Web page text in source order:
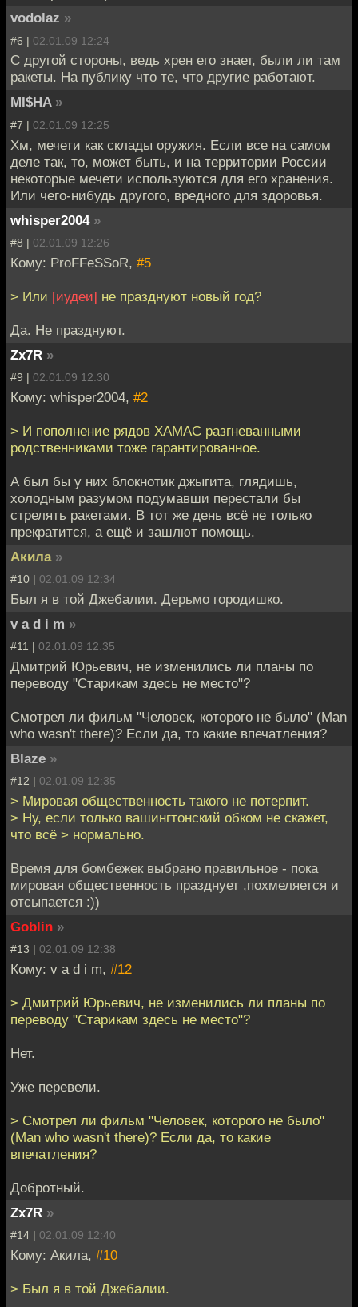
vodolaz »
#6 | 02.01.09 12:24
С другой стороны, ведь хрен его знает, были ли там
ракеты. На публику что те, что другие работают.
MI$HA »
#7 | 02.01.09 12:25
Хм, мечети как склады оружия. Если все на самом
деле так, то, может быть, и на территории России
некоторые мечети используются для его хранения.
Или чего-нибудь другого, вредного для здоровья.
whisper2004 »
#8 | 02.01.09 12:26
Кому: ProFFeSSoR, #5
> Или [иудеи] не празднуют новый год?
Да. Не празднуют.
Zx7R »
#9 | 02.01.09 12:30
Кому: whisper2004, #2
> И пополнение рядов ХАМАС разгневанными
родственниками тоже гарантированное.
А был бы у них блокнотик джыгита, глядишь,
холодным разумом подумавши перестали бы
стрелять ракетами. В тот же день всё не только
прекратится, а ещё и зашлют помощь.
Акила »
#10 | 02.01.09 12:34
Был я в той Джебалии. Дерьмо городишко.
v a d i m »
#11 | 02.01.09 12:35
Дмитрий Юрьевич, не изменились ли планы по
переводу "Старикам здесь не место"?
Смотрел ли фильм "Человек, которого не было" (Man
who wasn't there)? Если да, то какие впечатления?
Blaze »
#12 | 02.01.09 12:35
> Мировая общественность такого не потерпит.
> Ну, если только вашингтонский обком не скажет,
что всё > нормально.
Время для бомбежек выбрано правильное - пока
мировая общественность празднует ,похмеляется и
отсыпается :))
Goblin »
#13 | 02.01.09 12:38
Кому: v a d i m, #12
> Дмитрий Юрьевич, не изменились ли планы по
переводу "Старикам здесь не место"?
Нет.
Уже перевели.
> Смотрел ли фильм "Человек, которого не было"
(Man who wasn't there)? Если да, то какие
впечатления?
Добротный.
Zx7R »
#14 | 02.01.09 12:40
Кому: Акила, #10
> Был я в той Джебалии.